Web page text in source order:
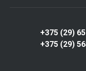
+375 (29)
+375 (29)